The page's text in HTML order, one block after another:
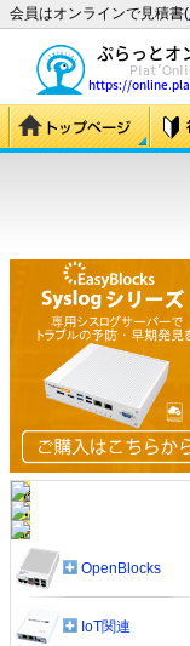
会員はオンラインで見積書(
OpenBlocks
IoT関連